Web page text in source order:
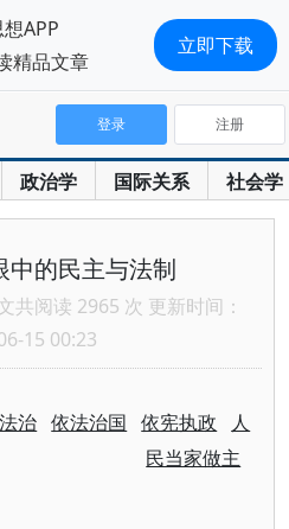
政治学 国际关系 社会学
登录 注册
中的民主与法制
共阅读 2965 次 更新时间：
15 00:23
法治 依法治国 依宪执政
人
民当家做主
APP
精品文章
立即下载